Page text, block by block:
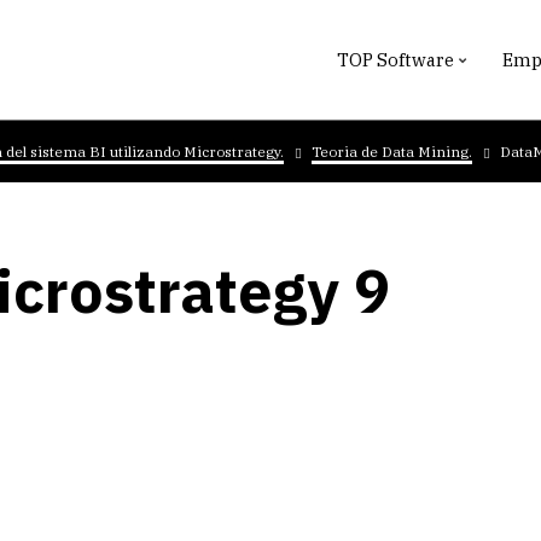
TOP Software
sistema BI utilizando Microstrategy. Teoria de Data Mining.
9